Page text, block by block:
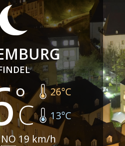
26°C
13°C
NO 19 km/h